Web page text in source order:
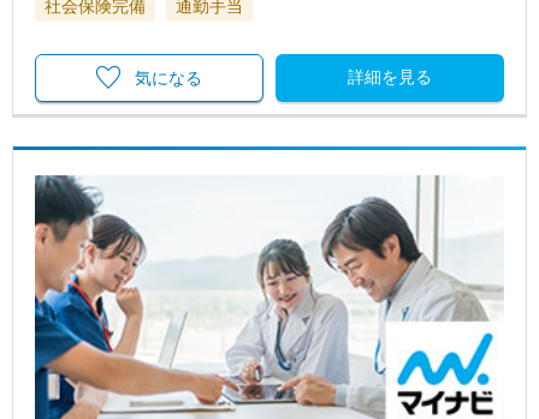
社会保険完備 通勤手当
詳細を見る
気になる